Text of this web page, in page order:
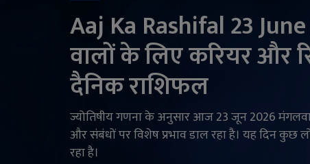
Aaj Ka Rashifal 23
वालों के लिए करियर और
दैनिक राशिफल
ज्योतिषीय गणना के अनुसार आज 23 जून 2026
और संबंधों पर विशेष प्रभाव डाल रहा है। यह दिन
रहा है।